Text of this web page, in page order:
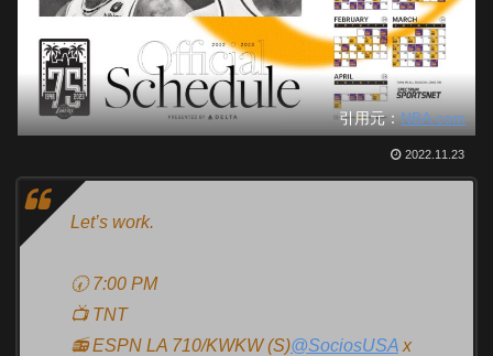
引用元：NBA.com
2022.11.23
Let’s work.
🕢 7:00 PM
📺 TNT
📻 ESPN LA 710/KWKW (S)@SociosUSA x